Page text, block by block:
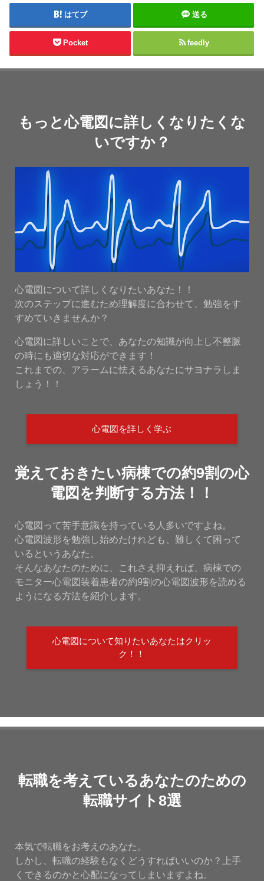
はてブ 送る
Pocket feedly
もっと心電図に詳しくなりたくな
いですか？
心電図について詳しくなりたいあなた！！
次のステップに進むため理解度に合わせて、勉強をす
すめていきませんか？
心電図に詳しいことで、あなたの知識が向上し不整脈
の時にも適切な対応ができます！
これまでの、アラームに怯えるあなたにサヨナラしま
しょう！！
心電図を詳しく学ぶ
覚えておきたい病棟での約9割の心
電図を判断する方法！！
心電図って苦手意識を持っている人多いですよね。
心電図波形を勉強し始めたけれども、難しくて困って
いるというあなた。
そんなあなたのために、これさえ抑えれば、病棟での
モニター心電図装着患者の約9割の心電図波形を読める
ようになる方法を紹介します。
心電図について知りたいあなたはクリッ
ク！！
転職を考えているあなたのための
転職サイト8選
本気で転職をお考えのあなた。
しかし、転職の経験もなくどうすればいいのか？上手
くできるのかと心配になってしまいますよね。